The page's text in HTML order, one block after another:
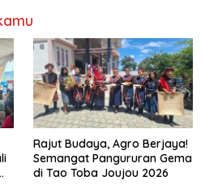
Rajut Budaya, Agro Berjaya!
Semangat Pangururan Gema
di Tao Toba Joujou 2026